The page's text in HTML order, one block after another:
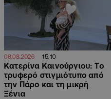
08.08.2026 15:10
Κατερίνα Καινούργιου: Tο
τρυφερό στιγμιότυπο από
την Πάρο και τη μικρή
Ξένια